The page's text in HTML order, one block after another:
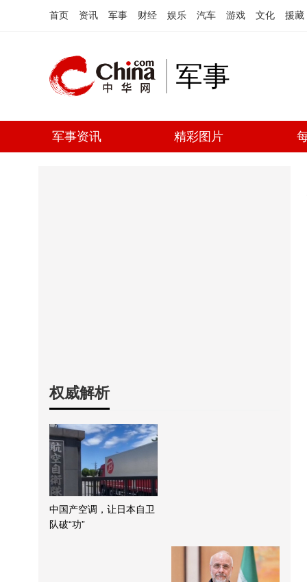
首页 资讯 军事 财经 娱乐 汽车 游戏 文化 援藏
军事
军事资讯 精彩图片
权威解析
中国产空调，让日本自卫
队破“功”